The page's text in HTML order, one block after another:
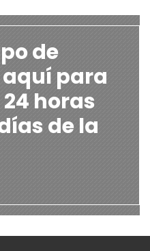
de
para
horas
de la